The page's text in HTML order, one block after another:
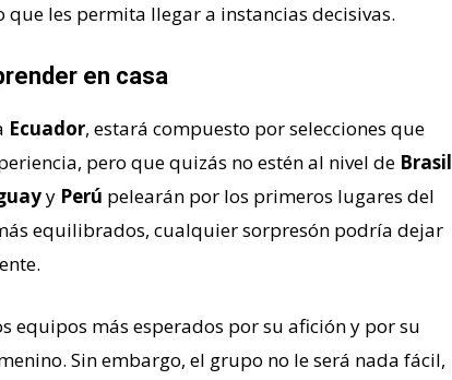
les permita llegar a instancias decisivas.
en casa
Ecuador, estará compuesto por selecciones que
pero que quizás no estén al nivel de Brasil
y Perú pelearán por los primeros lugares del
equilibrados, cualquier sorpresón podría dejar
equipos más esperados por su afición y por su
Sin embargo, el grupo no le será nada fácil,